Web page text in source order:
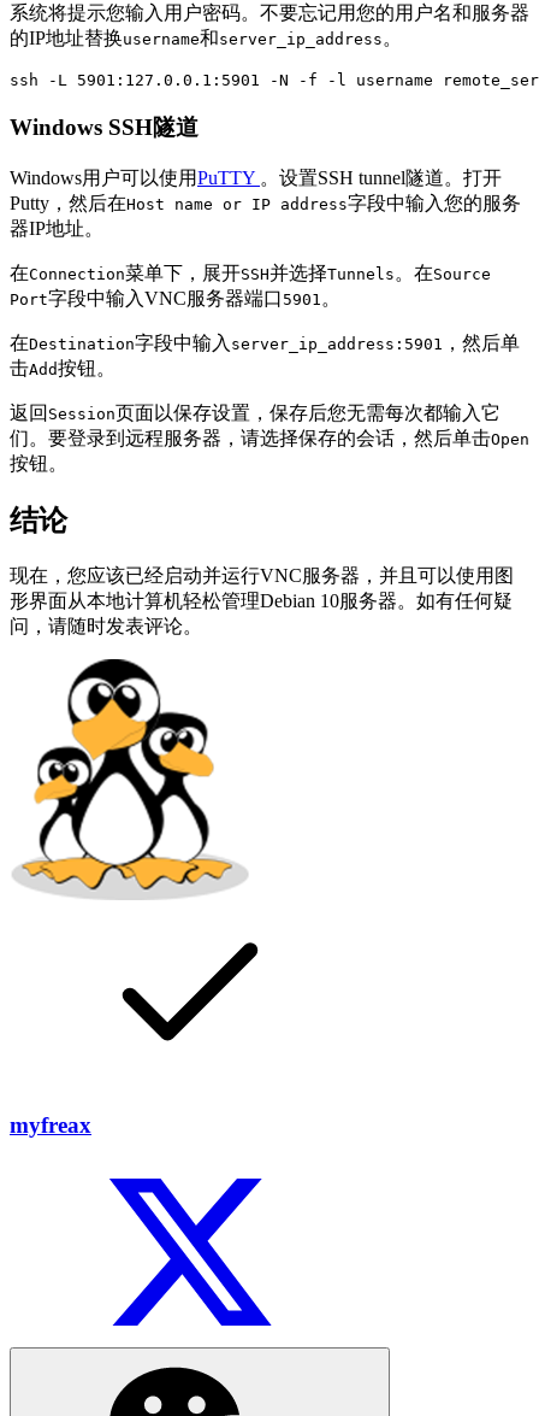
系统将提示您输入用户密码。不要忘记用您的用户名和服务器
的IP地址替换username和server_ip_address。
ssh -L 5901:127.0.0.1:5901 -N -f -l username
Windows SSH隧道
Windows用户可以使用PuTTY 。设置SSH tunnel隧道。打开
Putty，然后在Host name or IP address字段中输入您的服务
器IP地址。
在Connection菜单下，展开SSH并选择Tunnels 。在Source
Port字段中输入VNC服务器端口 5901 。
在Destination字段中输入 server_ip_address:5901
，然后单
击Add按钮。
返回 Session页面以保存设置，保存后您无需每次都输入它
们。要登录到远程服务器，请选择保存的会话，然后单击Open
按钮。
结论
现在，您应该已经启动并运行VNC服务器，并且可以使用图
形界面从本地计算机轻松管理Debian 10服务器。如有任何疑
问，请随时发表评论。
myfreax